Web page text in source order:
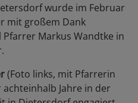
wurde im Februar
mit großem Dank
Markus Wandtke in
(Foto links, mit Pfarrerin
Jahre in der